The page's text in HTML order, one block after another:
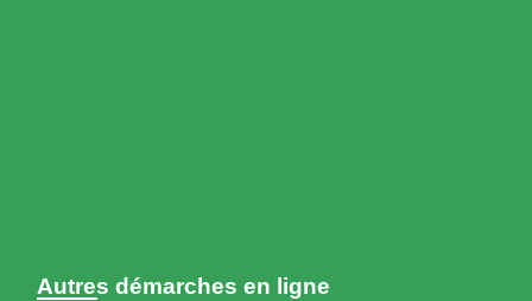
Autres démarches en ligne